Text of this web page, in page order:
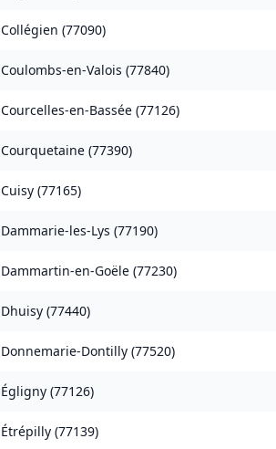
Collégien (77090)
Coulombs-en-Valois (77840)
Courcelles-en-Bassée (77126)
Courquetaine (77390)
Cuisy (77165)
Dammarie-les-Lys (77190)
Dammartin-en-Goële (77230)
Dhuisy (77440)
Donnemarie-Dontilly (77520)
Égligny (77126)
Étrépilly (77139)